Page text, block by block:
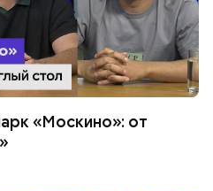
«Москино»: от